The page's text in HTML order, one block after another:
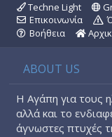
Techne Light
Επικοινωνία
Βοήθεια
ABOUT US
Η Αγάπη για τους
αλλά και το
άγνωστες πτυχές